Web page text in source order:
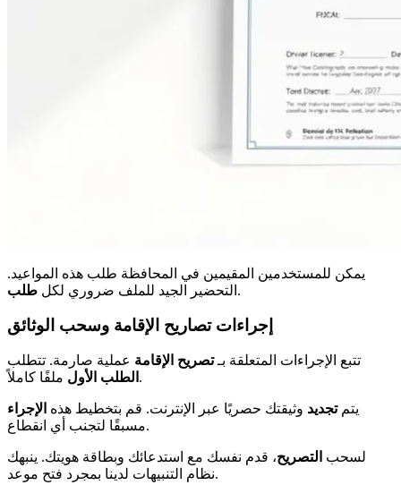
يمكن للمستخدمين المقيمين في المحافظة طلب هذه المواعيد.
التحضير الجيد للملف ضروري لكل طلب .
إجراءات تصاريح الإقامة وسحب الوثائق
تتبع الإجراءات المتعلقة بـتصريح الإقامة عملية صارمة. تتطلب
الطلب الأول ملفًا كاملاً.
يتمتجديد وثيقتك حصريًا عبر الإنترنت. قم بتخطيط هذه الإجراء
مسبقًا لتجنب أي انقطاع.
لسحب التصريح، قدم نفسك مع استدعائك وبطاقة هويتك. ينبهك
نظام التنبيهات لدينا بمجرد فتح موعد.